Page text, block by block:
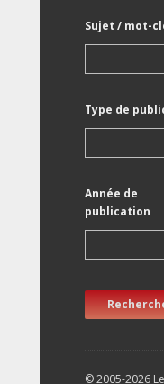
Sujet / mot-
Type de
Année de
publication
© 2005-2026